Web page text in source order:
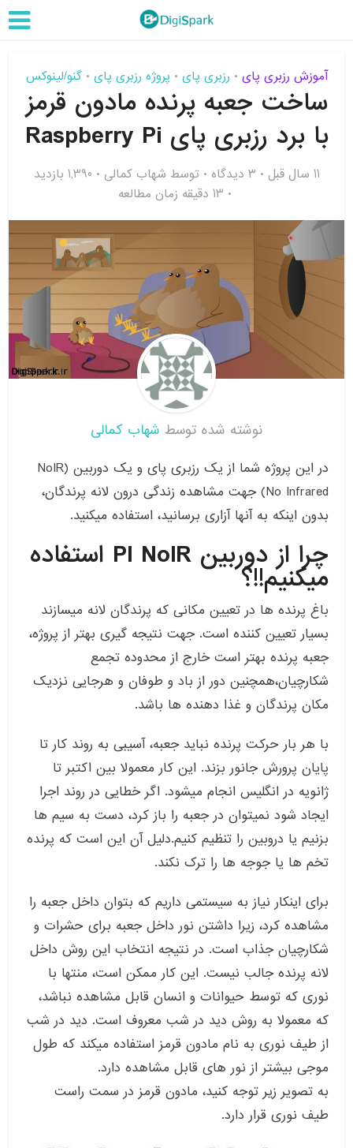
آموزش رزبری پای • رزبری پای • پروژه رزبری پای • گنو/لینوکس
ساخت جعبه پرنده مادون قرمز
با برد رزبری پای Raspberry Pi
11 سال قبل ۳ دیدگاه توسط شهاب کمالی
1,390 بازدید
13 دقیقه زمان مطالعه
نوشته شده توسط شهاب کمالی
در این پروژه شما از یک رزبری پای و یک دوربین (NoIR
(No Infrared جهت مشاهده زندگی درون لانه پرندگان،
بدون اینکه به آنها آزاری برسانید، استفاده میکنید.
چرا از دوربین PI NoIR استفاده
میکنیم!!؟
باغ پرنده ها در تعیین مکانی که پرندگان لانه میسازند
بسیار تعیین کننده است. جهت نتیجه گیری بهتر از پروژه،
جعبه پرنده بهتر است خارج از محدوده تجمع
شکارچیان،همچنین دور از باد و طوفان و هرجایی نزدیک
مکان پرندگان و غذا دهنده ها باشد.
با هر بار حرکت پرنده نباید جعبه، آسیبی به روند کار تا
پایان پرورش جانور بزند. این کار معمولا بین اکتبر تا
ژانویه در انگلیس انجام میشود. اگر خطایی در روند اجرا
ایجاد شود نمیتوان در جعبه را باز کرد، دست به سیم ها
بزنیم یا دروبین را تنظیم کنیم.دلیل آن این است که پرنده
تخم ها یا جوجه ها را ترک نکند.
برای اینکار نیاز به سیستمی داریم که بتوان داخل جعبه را
مشاهده کرد، زیرا داشتن نور داخل جعبه برای حشرات و
شکارچیان جذاب است. در نتیجه انتخاب این روش داخل
لانه پرنده جالب نیست. این کار ممکن است، منتها با
نوری که توسط حیوانات و انسان قابل مشاهده نباشد،
که معمولا به روش دید در شب معروف است. دید در شب
از طیف نوری به نام مادون قرمز استفاده میکند که طول
موجی بیشتر از نور های قابل مشاهده دارد.
به تصویر زیر توجه کنید، مادون قرمز در سمت راست
طیف نوری قرار دارد.